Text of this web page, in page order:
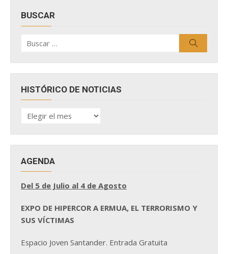
BUSCAR
por:
HISTÓRICO DE NOTICIAS
HISTÓRICO
DE
AGENDA
Del 5 de Julio al 4 de Agosto
EXPO DE HIPERCOR A ERMUA, EL TERRORISMO Y
SUS VÍCTIMAS
Espacio Joven Santander. Entrada Gratuita